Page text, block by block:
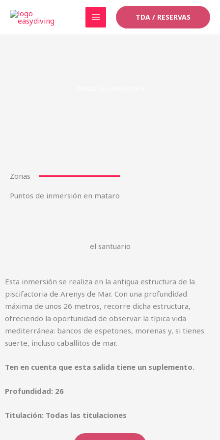
TDA / RESERVAS
Zonas
Puntos de inmersión en mataro
el santuario
Esta inmersión se realiza en la antigua estructura de la
piscifactoria de Arenys de Mar. Con una profundidad
máxima de unos 26 metros, recorre dicha estructura,
ofreciendo la oportunidad de observar la típica vida
mediterránea: bancos de espetones, morenas y, si tienes
suerte, incluso caballitos de mar.
Ten en cuenta que esta salida tiene un suplemento.
Profundidad: 26
Titulación: Todas las titulaciones